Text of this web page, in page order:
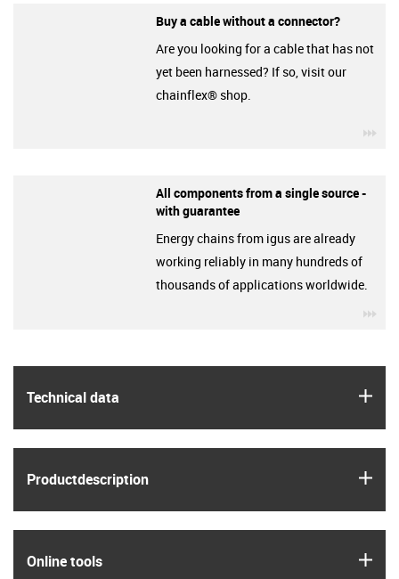
Technical data
Product­description
Online tools
Buy a cable without a connector?
Are you looking for a cable that has not
yet been harnessed? If so, visit our
chainflex® shop.
All components from a single source -
with guarantee
Energy chains from igus are already
working reliably in many hundreds of
thousands of applications worldwide.